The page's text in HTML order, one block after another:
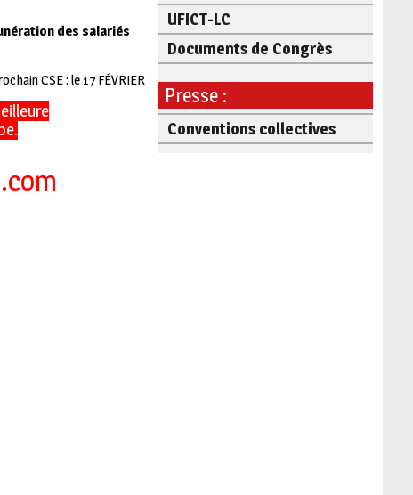
des salariés
CSE : le 17 FÉVRIER
UFICT-LC
Documents de Congrès
Presse :
Conventions collectives